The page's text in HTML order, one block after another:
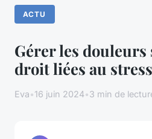
ACTU
Gérer les douleurs
droit liées au stress
Eva•16 juin 2024•3 min de